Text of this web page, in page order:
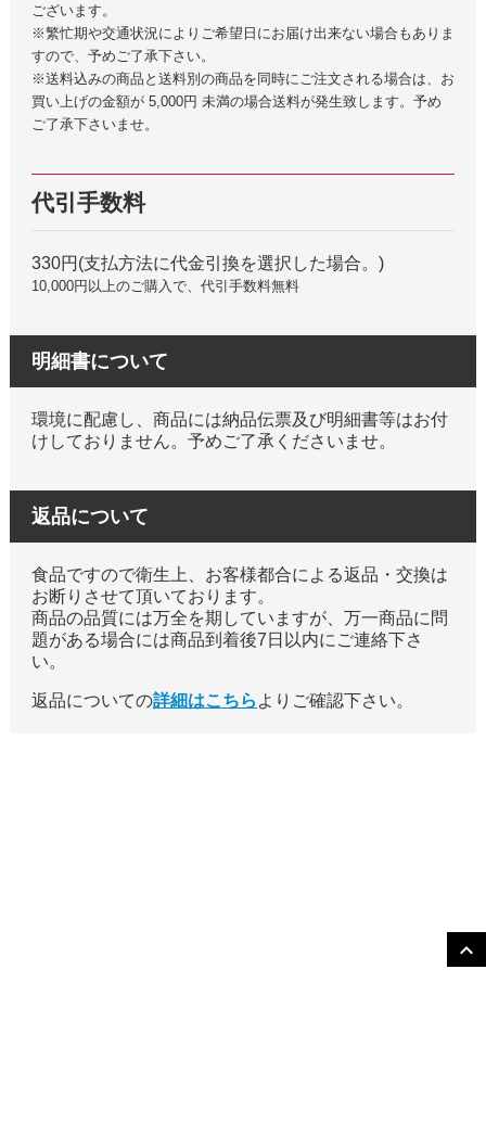
ございます。
※繁忙期や交通状況によりご希望日にお届け出来ない場合もありま
すので、予めご了承下さい。
※送料込みの商品と送料別の商品を同時にご注文される場合は、お
買い上げの金額が 5,000円 未満の場合送料が発生致します。予め
ご了承下さいませ。
代引手数料
330円(支払方法に代金引換を選択した場合。)
10,000円以上のご購入で、代引手数料無料
明細書について
環境に配慮し、商品には納品伝票及び明細書等はお付
けしておりません。予めご了承くださいませ。
返品について
食品ですので衛生上、お客様都合による返品・交換は
お断りさせて頂いております。
商品の品質には万全を期していますが、万一商品に問
題がある場合には商品到着後7日以内にご連絡下さ
い。
返品についての詳細はこちら よりご確認下さい。
expand_more